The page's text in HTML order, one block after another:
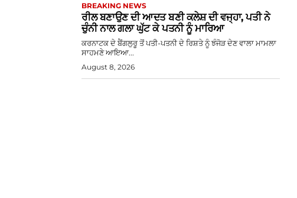
BREAKING NEWS
ਰੀਲ ਬਣਾਉਣ ਦੀ ਆਦਤ ਬਣੀ ਕਲੇਸ਼ ਦੀ ਵਜ੍ਹਾ, ਪਤੀ ਨੇ
ਚੁੰਨੀ ਨਾਲ ਗਲਾ ਘੁੱਟ ਕੇ ਪਤਨੀ ਨੂੰ ਮਾਰਿਆ
ਕਰਨਾਟਕ ਦੇ ਬੈਂਗਲੁਰੂ ਤੋਂ ਪਤੀ-ਪਤਨੀ ਦੇ ਰਿਸ਼ਤੇ ਨੂੰ ਝੰਜੋੜ ਦੇਣ ਵਾਲਾ ਮਾਮਲਾ
ਸਾਹਮਣੇ ਆਇਆ...
August 8, 2026